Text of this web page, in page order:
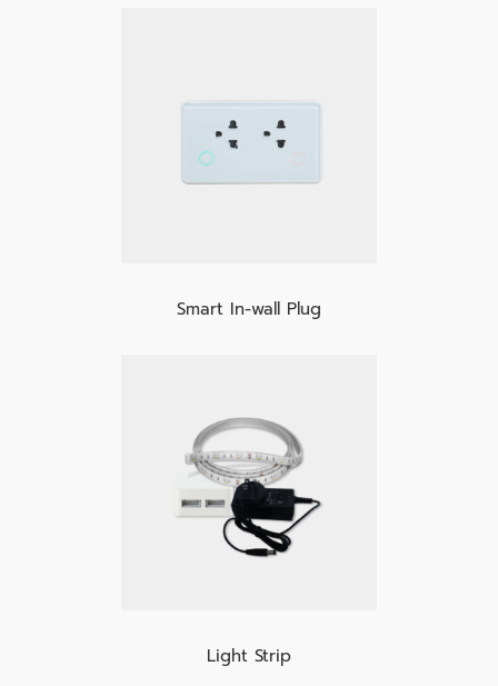
Smart In-wall Plug
Light Strip